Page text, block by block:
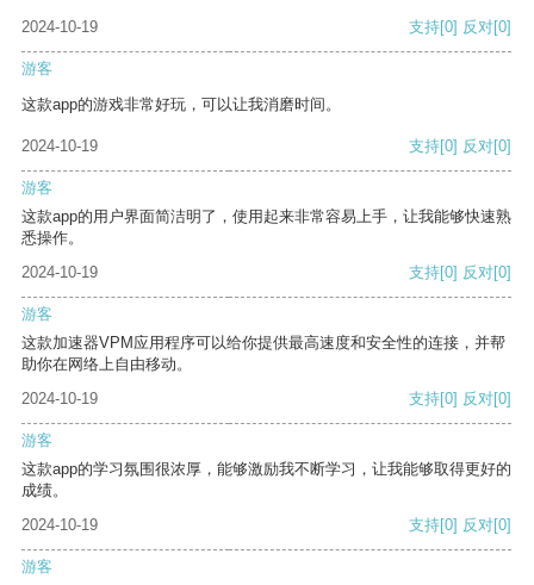
2024-10-19 支持[0] 反对[0]
游客
这款app的游戏非常好玩，可以让我消磨时间。
2024-10-19 支持[0] 反对[0]
游客
这款app的用户界面简洁明了，使用起来非常容易上手，让我能够快速熟
悉操作。
2024-10-19
支持[0] 反对[0]
游客
这款加速器VPM应用程序可以给你提供最高速度和安全性的连接，并帮
助你在网络上自由移动。
2024-10-19
支持[0] 反对[0]
游客
这款app的学习氛围很浓厚，能够激励我不断学习，让我能够取得更好的
成绩。
2024-10-19
支持[0] 反对[0]
游客